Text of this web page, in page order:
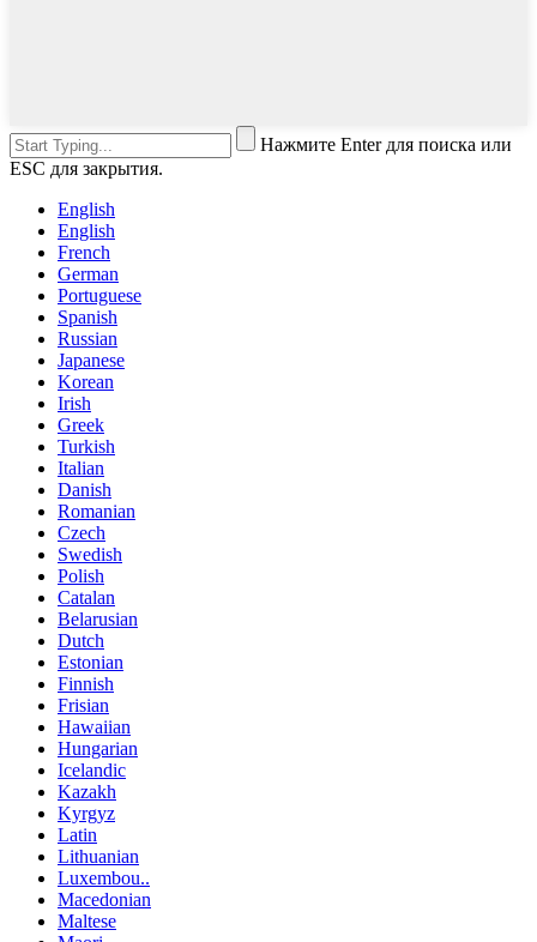
Нажмите Enter для поиска или
ESC для закрытия.
English
English
French
German
Portuguese
Spanish
Russian
Japanese
Korean
Irish
Greek
Turkish
Italian
Danish
Romanian
Czech
Swedish
Polish
Catalan
Belarusian
Dutch
Estonian
Finnish
Frisian
Hawaiian
Hungarian
Icelandic
Kazakh
Kyrgyz
Latin
Lithuanian
Luxembou..
Macedonian
Maltese